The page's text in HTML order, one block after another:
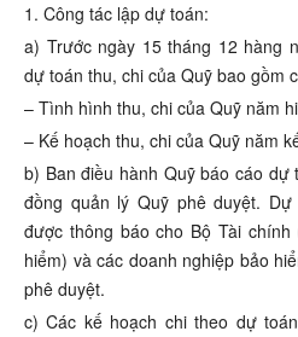
1. Công tác lập dự toán:
a) Trước ngày 15 tháng 12 hàng
dự toán thu, chi của Quỹ bao gồm
– Tình hình thu, chi của Quỹ năm
– Kế hoạch thu, chi của Quỹ năm
b) Ban điều hành Quỹ báo cáo dự
đồng quản lý Quỹ phê duyệt.
được thông báo cho Bộ Tài
hiểm) và các doanh nghiệp bảo
phê duyệt.
c) Các kế hoạch chi theo dự